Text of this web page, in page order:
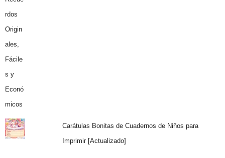
Carátulas Bonitas de Cuadernos de Niños para
Imprimir [Actualizado]